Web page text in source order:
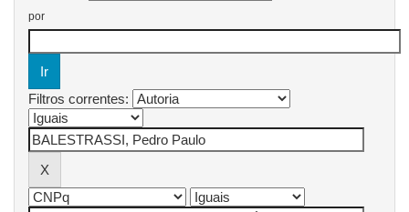
por
Filtros correntes: